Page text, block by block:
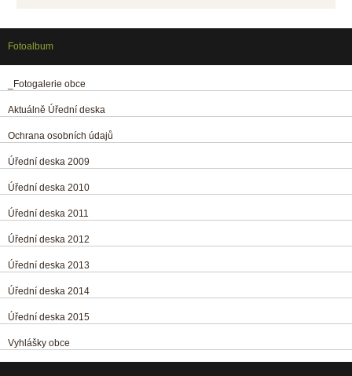
Fotoalbum
_Fotogalerie obce
Aktuálně Úřední deska
Ochrana osobních údajů
Úřední deska 2009
Úřední deska 2010
Úřední deska 2011
Úřední deska 2012
Úřední deska 2013
Úřední deska 2014
Úřední deska 2015
Vyhlášky obce